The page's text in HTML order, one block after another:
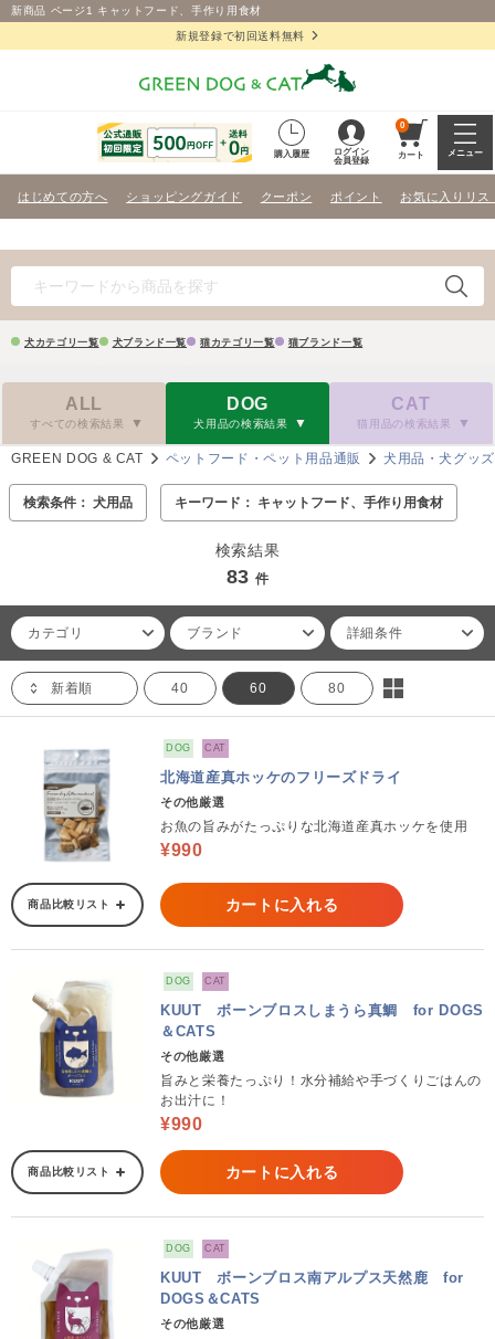
新商品 ページ1 キャットフード、手作り用食材
新規登録で初回送料無料
購入履歴
ログイン
会員登録
0
カート メニュー
はじめての方へ ショッピングガイド クーポン ポイント お気に入りリス
犬カテゴリ一覧 犬ブランド一覧 猫カテゴリ一覧 猫ブランド一覧
ALL
すべての検索結果
DOG
犬用品の検索結果
CAT
猫用品の検索結果
GREEN DOG & CAT ペットフード・ペット用品通販 犬用品・犬グッズ
検索条件： 犬用品 キーワード： キャットフード、手作り用食材
検索結果
83 件
カテゴリ ブランド 詳細条件
新着順 40 60 80
DOG CAT
北海道産真ホッケのフリーズドライ
その他厳選
お魚の旨みがたっぷりな北海道産真ホッケを使用
¥990
商品比較リスト カートに入れる
DOG CAT
KUUT ボーンブロスしまうら真鯛 for DOGS
＆CATS
その他厳選
旨みと栄養たっぷり！水分補給や手づくりごはんの
お出汁に！
¥990
商品比較リスト カートに入れる
DOG CAT
KUUT ボーンブロス南アルプス天然鹿 for
DOGS＆CATS
その他厳選